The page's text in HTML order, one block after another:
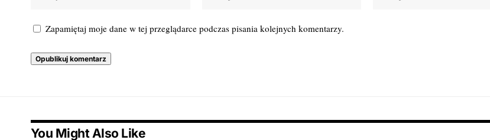
Zapamiętaj moje dane w tej przeglądarce podczas pisania kolejnych komentarzy.
You Might Also Like